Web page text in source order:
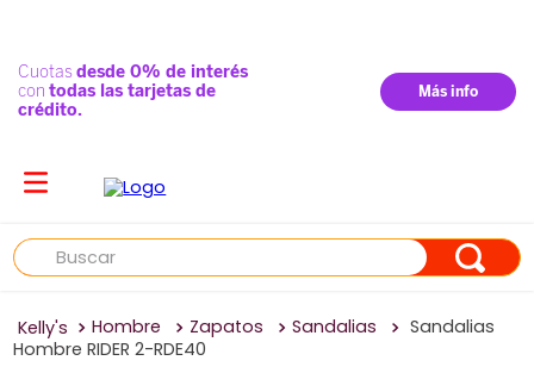
Buscar
Hombre Zapatos Sandalias
Sandalias
Hombre RIDER 2-RDE40